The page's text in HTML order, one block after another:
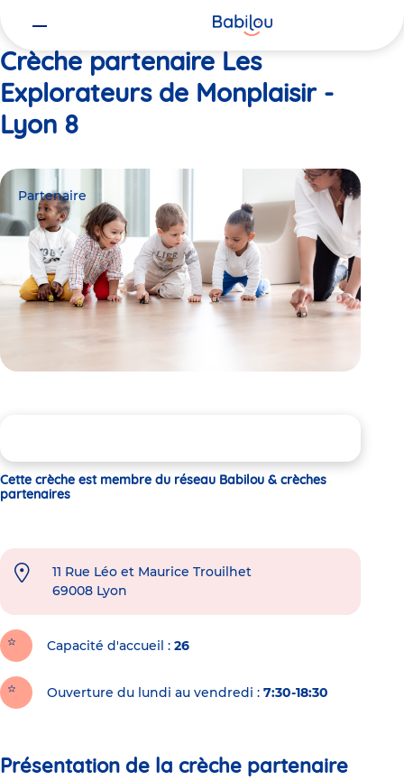
Crèche partenaire Les
Explorateurs de Monplaisir -
Lyon 8
Partenaire
Cette crèche est membre du réseau Babilou & crèches
partenaires
11 Rue Léo et Maurice Trouilhet
69008 Lyon
Capacité d'accueil 26
Ouverture du lundi au vendredi : 7:30-18:30
Présentation de la crèche partenaire